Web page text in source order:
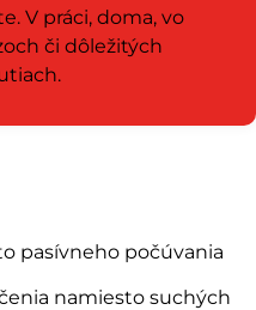
V práci, doma, vo
či dôležitých
pasívneho počúvania
namiesto suchých